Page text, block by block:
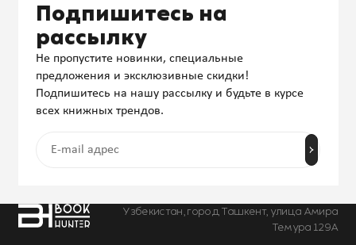
Узбекистан, город Ташкент, улица Амира
Темура 129А
Подпишитесь на
рассылку
Не пропустите новинки, специальные
предложения и эксклюзивные скидки!
Подпишитесь на нашу рассылку и будьте в курсе
всех книжных трендов.